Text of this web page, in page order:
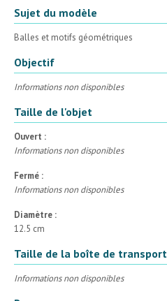
Sujet du modèle
Balles et motifs géométriques
Objectif
Informations non disponibles
Taille de l'objet
Ouvert :
Informations non disponibles
Fermé :
Informations non disponibles
Diamètre :
12.5 cm
Taille de la boîte de transport
Informations non disponibles